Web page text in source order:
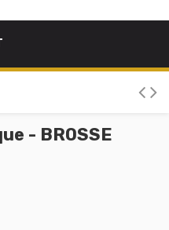
- BROSSE